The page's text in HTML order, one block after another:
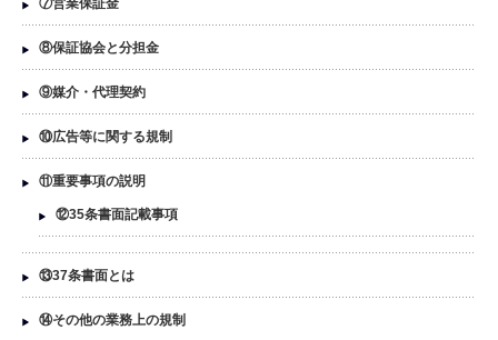
⑦営業保証金
⑧保証協会と分担金
⑨媒介・代理契約
⑩広告等に関する規制
⑪重要事項の説明
⑫35条書面記載事項
⑬37条書面とは
⑭その他の業務上の規制